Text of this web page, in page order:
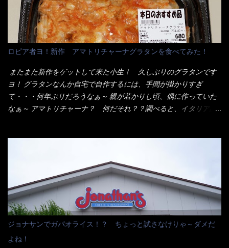
呼ばれるメニューは、トンカツが2枚重ねて出てくるだ！ 1枚が薄
いから、2枚乗せにしたらしいけど・・・
デビューが決まりました。 か・ら・め・ん・辛麺！ 宮崎辛麺は
チャルメラや日清からも出されている、辛口のラーメンじゃ
ん！！ 酸っぱくしたら、酸辣湯麺？なんてね。 よし今日のサラ
メシは、宮崎辛麺にしよう！ それではまず袋を開けると・・・ な
んだか紙に巻かれた棒状の麺が二束、調味油と粉末スープ！ やは
り見慣れない姿・・・何だかチョッと高級感的な・・・だって透
明なトレイに並んだ棒状麺なんて見慣れないからねぇ～（コスト
がかかる） 袋の裏側を見ると、韮とか卵の用意を勧めている。
それなばらと冷蔵庫にあった、黒豆モヤシ・韮・生卵を用意しま
け、韮の葉の部分をドサッと乗せて調味油を入れて完成です。 ど
うでしょう？ 見た目 Goodデザイン賞じゃない！？ 笑 マルタ
イのHPを見ると・・・（引用） めんは、ノンフライ・ノンスチー
ム製法で仕上げた、生めんに近い風味のストレートめんです。 豚
の旨味に数種類の唐辛子、ニンニクを加えた辛さとコクが凝縮さ
れた醤油ベースのスープです。 調味油に赤ラー油とごま油を使用
することに風味と辛さを引き立たせています。 調味油をスープ
ロピア者ヨ！新作 アマトリチャーナグラタンを食べてみた！
またまた新作をゲットして来た小生！ 久しぶりのグラタンです
ヨ！ グラタンなんか自宅で自作するには、手間が掛かりすぎ
て・・・何年ぶりだろうなぁ～ 親が若かりし頃、偶に作っていた
なぁ～ アマトリチャーナ？ 何だそれ？？調べると、イタリア語
ブン皿で焼いて、大凡の目安で小分けにしているようで、パック
をよーく見たら表面のチーズの乗り具合に結構な差が出てい
た・・・チーズに焦げ目が付いているのを、しっかり確認し買う
ことをオススメします。（取り分け量にも若干有り差がでてるだ
ろう） 早速タバスコを振りかけて食べてみると・・・結構美味し
いよ！ 久しぶりだな～ホワイトソースとマカロニの絡まった食
感・・・懐かしい～ 今回ダイソーのカレー用のスプーンを使って
ジョナサンでガパオライス！？ ちょっと試さなけりゃ～ダメだ
よね！